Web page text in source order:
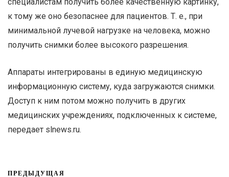
к тому же оно безопаснее для пациентов. Т. е., при
минимальной лучевой нагрузке на человека, можно
получить снимки более высокого разрешения.
Аппараты интегрированы в единую медицинскую
информационную систему, куда загружаются снимки.
Доступ к ним потом можно получить в других
медицинских учреждениях, подключенных к системе,
передает slnews.ru.
ПРЕДЫДУЩАЯ